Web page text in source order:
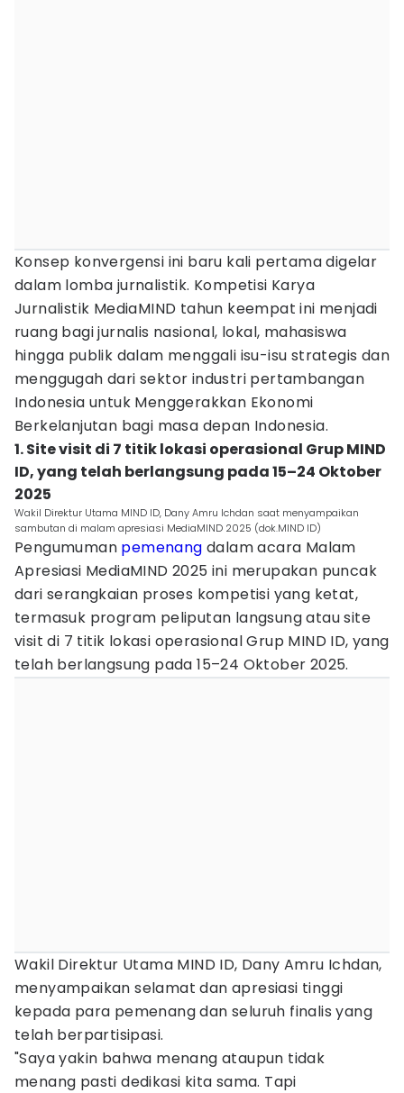
Konsep konvergensi ini baru kali pertama digelar
dalam lomba jurnalistik. Kompetisi Karya
Jurnalistik MediaMIND tahun keempat ini menjadi
ruang bagi jurnalis nasional, lokal, mahasiswa
hingga publik dalam menggali isu-isu strategis dan
menggugah dari sektor industri pertambangan
Indonesia untuk Menggerakkan Ekonomi
Berkelanjutan bagi masa depan Indonesia.
1. Site visit di 7 titik lokasi operasional Grup MIND
ID, yang telah berlangsung pada 15–24 Oktober
2025
Wakil Direktur Utama MIND ID, Dany Amru Ichdan saat menyampaikan
sambutan di malam apresiasi MediaMIND 2025 (dok.MIND ID)
Pengumuman pemenang dalam acara Malam
Apresiasi MediaMIND 2025 ini merupakan puncak
dari serangkaian proses kompetisi yang ketat,
termasuk program peliputan langsung atau site
visit di 7 titik lokasi operasional Grup MIND ID, yang
telah berlangsung pada 15–24 Oktober 2025.
Wakil Direktur Utama MIND ID, Dany Amru Ichdan,
menyampaikan selamat dan apresiasi tinggi
kepada para pemenang dan seluruh finalis yang
telah berpartisipasi.
"Saya yakin bahwa menang ataupun tidak
menang pasti dedikasi kita sama. Tapi